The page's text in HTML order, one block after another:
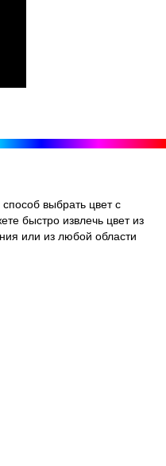
выбрать цвет с
быстро извлечь цвет из
или из любой области